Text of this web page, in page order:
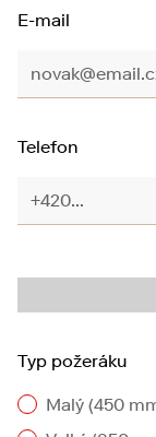
E-mail
Telefon
Typ požeráku
Malý (450